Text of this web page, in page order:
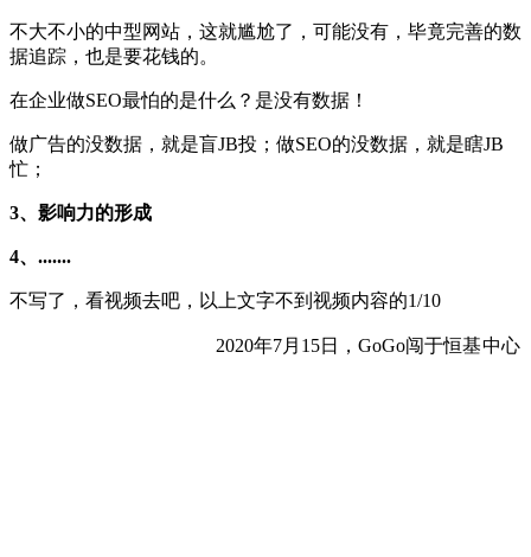
不大不小的中型网站，这就尴尬了，可能没有，毕竟完善的数
据追踪，也是要花钱的。
在企业做SEO最怕的是什么？是没有数据！
做广告的没数据，就是盲JB投；做SEO的没数据，就是瞎JB
忙；
3、影响力的形成
4、.......
不写了，看视频去吧，以上文字不到视频内容的1/10
2020年7月15日，GoGo闯于恒基中心